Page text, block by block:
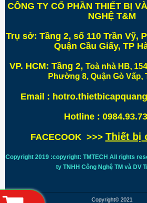
CÔNG TY CỔ PHẦN THIẾT BỊ
NGHỆ T&M
Trụ sở: Tầng 2, số 110 Trần Vỹ,
Quận Cầu Giấy, TP
VP. HCM: Tầng 2, Toà nhà HB,
Phường 8, Quận Gò Vấp,
Email :
Hotline :
FACECOOK >>> Thiết bị
Copyright 2019 :copyright: TMTECH All rights
ty TNHH Công Nghệ TM và DV
Copyright© 2021